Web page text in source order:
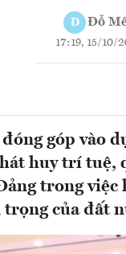
Đ Đỗ
17:19, 15/10/
đóng góp vào
huy trí tuệ,
trong
của đất